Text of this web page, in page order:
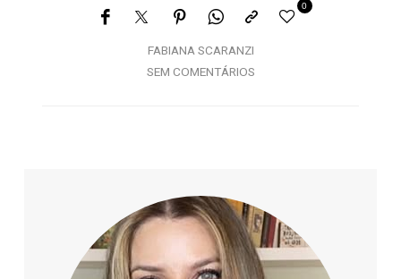
FABIANA SCARANZI
0
SEM COMENTÁRIOS